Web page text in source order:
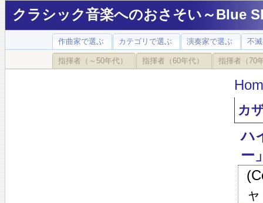
クラシック音楽へのおさそい～Blue
作曲家で選ぶ カテゴリで選ぶ 演奏家で選ぶ 不
指揮者（～50年代） 指揮者（60年代） 指揮者（70
カ
ハ
ー